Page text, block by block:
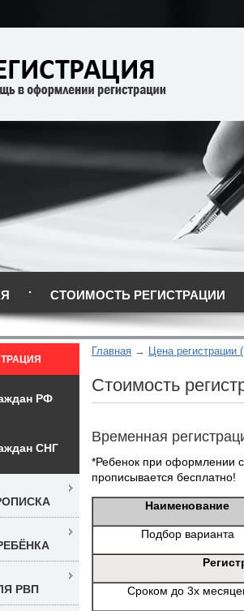
СТОИМОСТЬ РЕГИСТРАЦИИ
Главная Цена регистрации
Стоимость
Временная
*Ребенок при оформлении
прописывается бесплатно!
Наименование
Подбор варианта
Сроком до 3х
РФ
СНГ
РВП